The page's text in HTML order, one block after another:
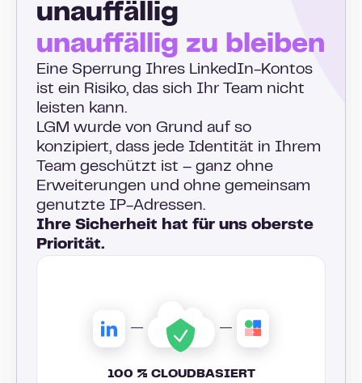
unauffällig
unauffällig zu bleiben
Eine Sperrung Ihres LinkedIn-Kontos
ist ein Risiko, das sich Ihr Team nicht
leisten kann.
LGM wurde von Grund auf so
konzipiert, dass jede Identität in Ihrem
Team geschützt ist – ganz ohne
Erweiterungen und ohne gemeinsam
genutzte IP-Adressen.
Ihre Sicherheit hat für uns oberste
Priorität.
100 % CLOUDBASIERT